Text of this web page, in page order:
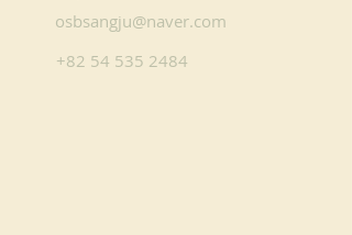
osbsangju@naver.com
+82 54 535 2484